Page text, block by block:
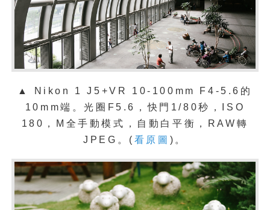
▲
Nikon 1 J5+VR 10-100mm F4-5.6的
10mm端。光圈F5.6，快門1/80秒，ISO
180，M全手動模式，自動白平衡，RAW轉
JPEG。( 看原圖 )。